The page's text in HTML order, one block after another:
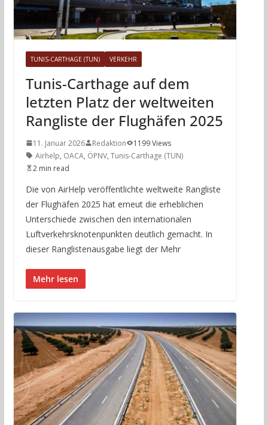
TUNIS-CARTHAGE (TUN) VERKEHR
Tunis-Carthage auf dem
letzten Platz der weltweiten
Rangliste der Flughäfen 2025
11. Januar 2026 Redaktion
1199 Views
Airhelp, OACA, ÖPNV, Tunis-Carthage (TUN)
2 min read
Die von AirHelp veröffentlichte weltweite Rangliste
der Flughäfen 2025 hat erneut die erheblichen
Unterschiede zwischen den internationalen
Luftverkehrsknotenpunkten deutlich gemacht. In
dieser Ranglistenausgabe liegt der Mehr
Mehr lesen